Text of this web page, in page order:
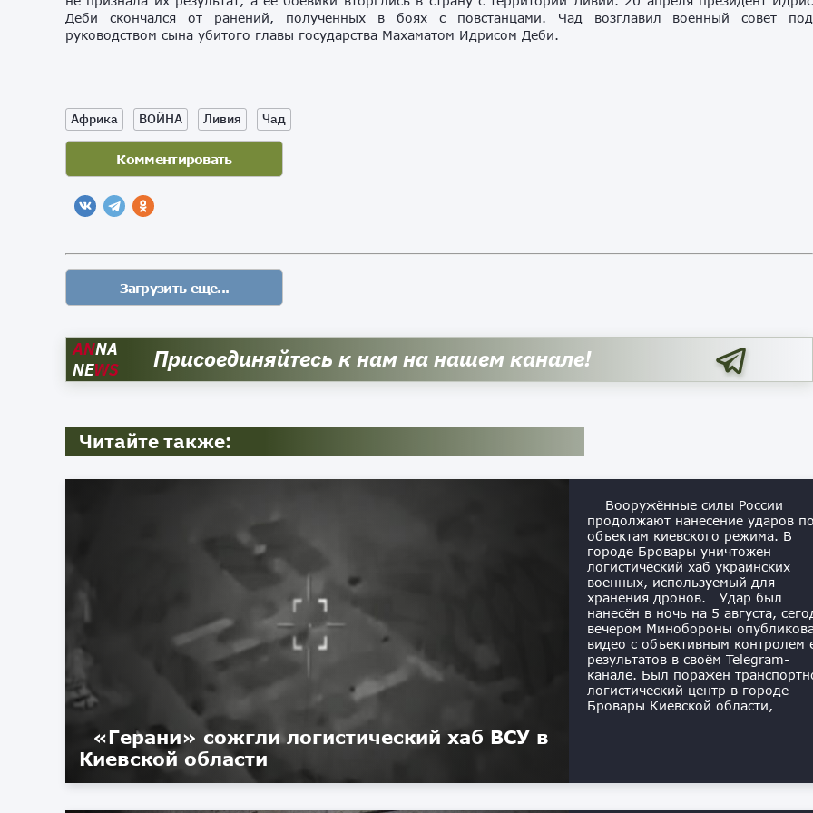
Деби скончался от ранений, полученных в боях с повстанцами. Чад возглавил военный совет под
руководством сына убитого главы государства Махаматом Идрисом Деби.
Африка ВОЙНА Ливия Чад
ANNA
NEWS Присоединяйтесь к нам на нашем канале!
Читайте также:
«Герани» сожгли логистический хаб ВСУ в
Киевской области
Вооружённые силы России
продолжают нанесение ударов
объектам киевского режима. В
городе Бровары уничтожен
логистический хаб украинских
военных, используемый для
хранения дронов. Удар был
нанесён в ночь на 5 августа,
вечером Минобороны
видео с объективным контролем
результатов в своём Telegram-
канале. Был поражён
логистический центр в городе
Бровары Киевской области,